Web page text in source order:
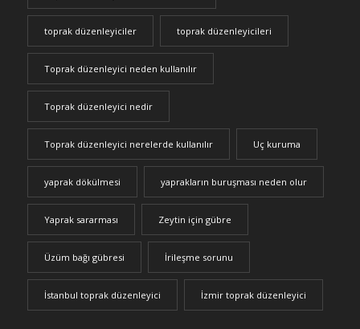
toprak düzenleyiciler toprak düzenleyicileri
Toprak düzenleyici neden kullanılır
Toprak düzenleyici nedir
Toprak düzenleyici nerelerde kullanılır Uç kuruma
yaprak dökülmesi yaprakların buruşması neden olur
Yaprak sararması Zeytin için gübre
Üzüm bağı gübresi İrileşme sorunu
İstanbul toprak düzenleyici İzmir toprak düzenleyici